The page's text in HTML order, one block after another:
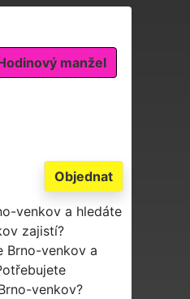
manžel
Objednat
venkov a hledáte
zajistí?
Brno-venkov a
venkov?